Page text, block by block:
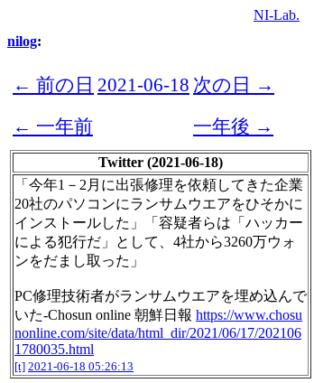
NI-Lab.
nilog:
← 前の日 2021-06-18 次の日 →
← 一年前
一年後 →
Twitter (2021-06-18)
「今年1－2月に出張修理を依頼してきた企業
20社のパソコンにランサムウエアをひそかに
インストールした」「容疑者らは「ハッカー
による犯行だ」として、4社から3260万ウォ
ンをだまし取った」
PC修理技術者がランサムウエアを埋め込んで
いた-Chosun online 朝鮮日報 https://www.chosu
nonline.com/site/data/html_dir/2021/06/17/202106
1780035.html
[t] 2021-06-18 05:26:13